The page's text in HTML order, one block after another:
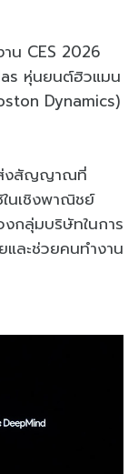
น CES 2026
หุ่นยนต์ฮิวแมน
Dynamics)
ส่งสัญญาณที่
นเชิงพาณิชย์
กลุ่มบริษัทในการ
ละช่วยคนทำงาน